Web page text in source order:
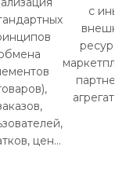
цен...
с